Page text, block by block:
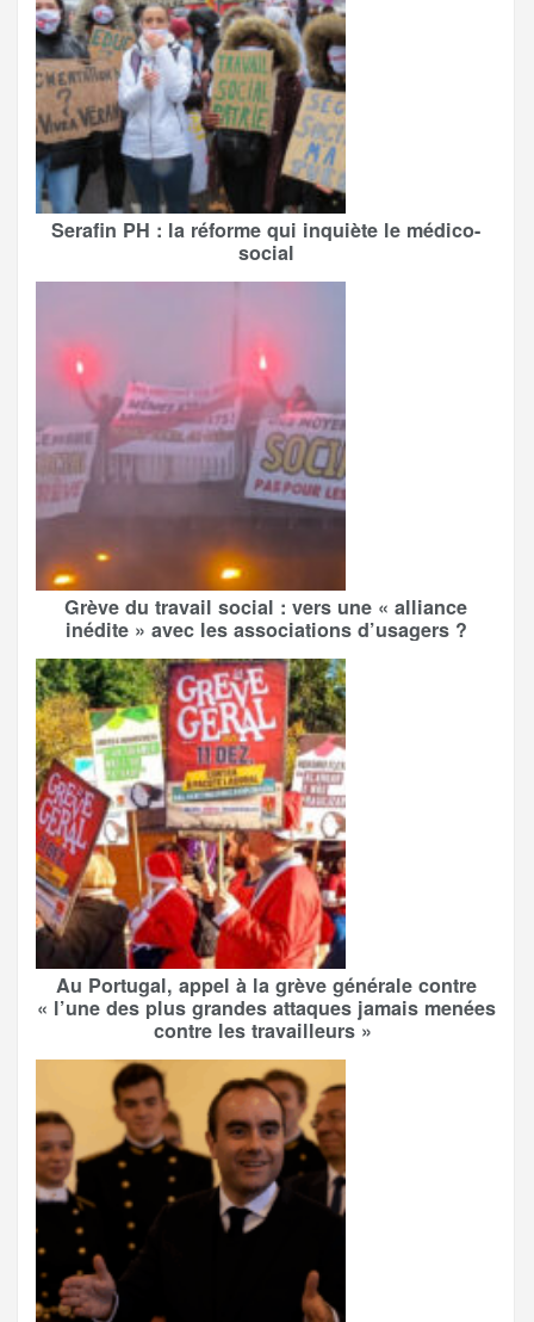
Serafin PH : la réforme qui inquiète le médico-
social
Grève du travail social : vers une « alliance
inédite » avec les associations d’usagers ?
Au Portugal, appel à la grève générale contre
« l’une des plus grandes attaques jamais menées
contre les travailleurs »